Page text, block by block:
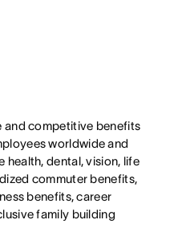
and competitive benefits
worldwide and
health, dental, vision, life
commuter benefits,
benefits, career
family building